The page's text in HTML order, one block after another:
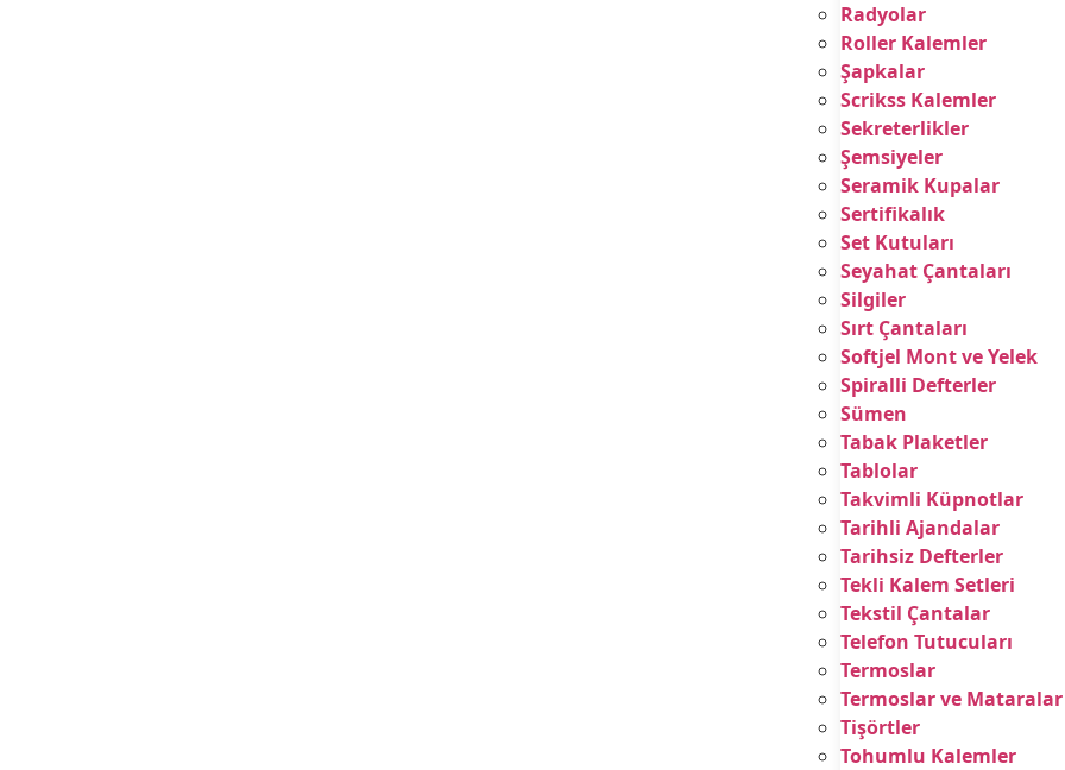
Radyolar
Roller Kalemler
Şapkalar
Scrikss Kalemler
Sekreterlikler
Şemsiyeler
Seramik Kupalar
Sertifikalık
Set Kutuları
Seyahat Çantaları
Silgiler
Sırt Çantaları
Softjel Mont ve Yelek
Spiralli Defterler
Sümen
Tabak Plaketler
Tablolar
Takvimli Küpnotlar
Tarihli Ajandalar
Tarihsiz Defterler
Tekli Kalem Setleri
Tekstil Çantalar
Telefon Tutucuları
Termoslar
Termoslar ve Mataralar
Tişörtler
Tohumlu Kalemler